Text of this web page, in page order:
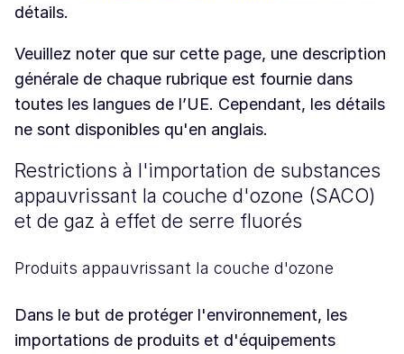
détails.
Veuillez noter que sur cette page, une description
générale de chaque rubrique est fournie dans
toutes les langues de l’UE. Cependant, les détails
ne sont disponibles qu'en anglais.
Restrictions à l'importation de substances
appauvrissant la couche d'ozone (SACO)
et de gaz à effet de serre fluorés
Produits appauvrissant la couche d'ozone
Dans le but de protéger l'environnement, les
importations de produits et d'équipements